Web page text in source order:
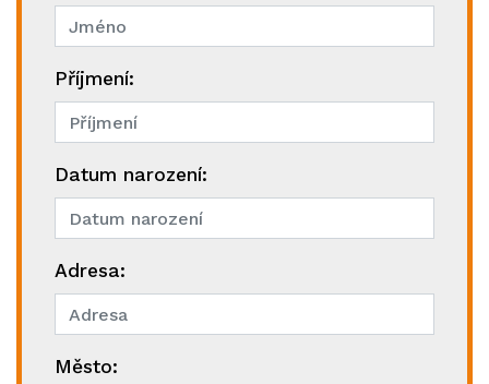
Příjmení:
Datum narození:
Adresa:
Město: